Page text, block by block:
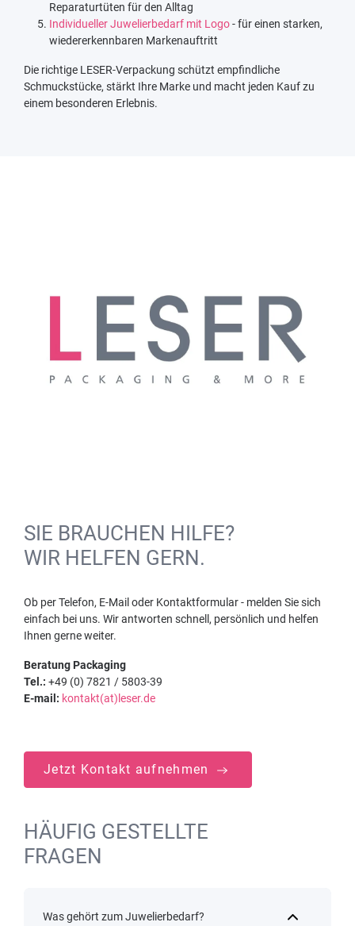
Reparaturtüten für den Alltag
Individueller Juwelierbedarf mit Logo- für einen starken,
wiedererkennbaren Markenauftritt
Die richtige LESER-Verpackung schützt empfindliche
Schmuckstücke, stärkt Ihre Marke und macht jeden Kauf zu
einem besonderen Erlebnis.
SIE BRAUCHEN HILFE?
WIR HELFEN GERN.
Ob per Telefon, E-Mail oder Kontaktformular - melden Sie sich
einfach bei uns. Wir antworten schnell, persönlich und helfen
Ihnen gerne weiter.
Beratung Packaging
Tel.: +49 (0) 7821 / 5803-39
E-mail: kontakt(at)leser.de
Jetzt Kontakt aufnehmen
HÄUFIG GESTELLTE
FRAGEN
Was gehört zum Juwelierbedarf?